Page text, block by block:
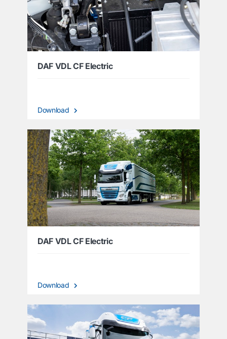
DAF VDL CF Electric
Download
DAF VDL CF Electric
Download